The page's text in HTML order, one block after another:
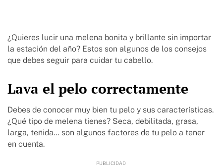
¿Quieres lucir una melena bonita y brillante sin importar
la estación del año? Estos son algunos de los consejos
que debes seguir para cuidar tu cabello.
Lava el pelo correctamente
Debes de conocer muy bien tu pelo y sus características.
¿Qué tipo de melena tienes? Seca, debilitada, grasa,
larga, teñida… son algunos factores de tu pelo a tener
en cuenta.